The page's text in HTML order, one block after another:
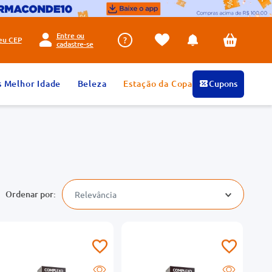
CEP
Entre ou
cadastre-se
Melhor Idade Beleza Estação da Copa Cupons
Relevância